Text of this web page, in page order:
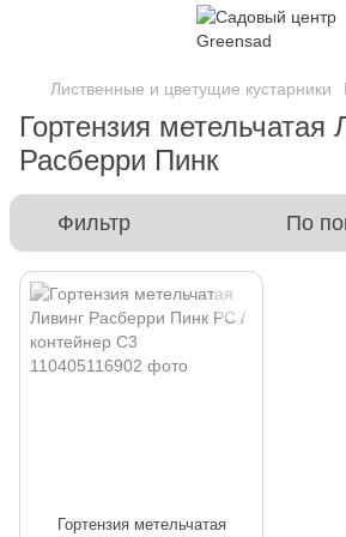
Лиственные и цветущие кустарники
Гортензия метельчатая
Расберри Пинк
Фильтр По
Гортензия метельчатая